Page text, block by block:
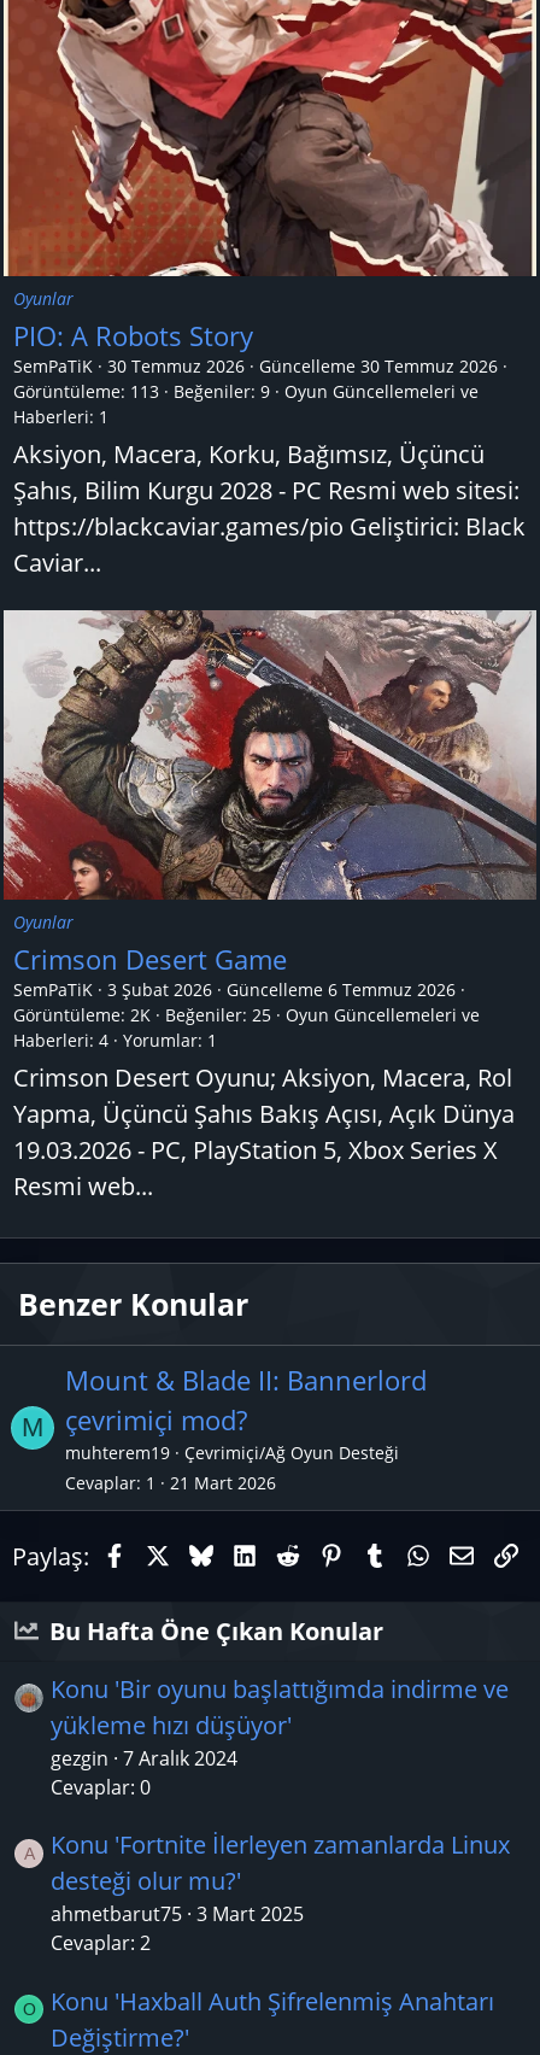
Oyunlar
PIO: A Robots Story
SemPaTiK 30 Temmuz 2026 Güncelleme 30 Temmuz 2026
Görüntüleme: 113
Beğeniler: 9
Oyun Güncellemeleri ve
Haberleri: 1
Aksiyon, Macera, Korku, Bağımsız, Üçüncü
Şahıs, Bilim Kurgu 2028 - PC Resmi web sitesi:
https://blackcaviar.games/pio Geliştirici: Black
Caviar...
Oyunlar
Crimson Desert Game
SemPaTiK 3 Şubat 2026 Güncelleme 6 Temmuz 2026
Görüntüleme: 2K
Beğeniler: 25
Oyun Güncellemeleri ve
Haberleri: 4 Yorumlar: 1
Crimson Desert Oyunu; Aksiyon, Macera, Rol
Yapma, Üçüncü Şahıs Bakış Açısı, Açık Dünya
19.03.2026 - PC, PlayStation 5, Xbox Series X
Resmi web...
Benzer Konular
M
Mount & Blade II: Bannerlord
çevrimiçi mod?
muhterem19
Çevrimiçi/Ağ Oyun Desteği
Cevaplar 1 21 Mart 2026
Paylaş: FacebookX (Twitter)
BlueskyLinkedIn
RedditPinterestTumblrE-
Bu Hafta Öne Çıkan Konular
Konu 'Bir oyunu başlattığımda indirme ve
yükleme hızı düşüyor'
gezgin 7 Aralık 2024
Cevaplar: 0
A
Konu 'Fortnite İlerleyen zamanlarda Linux
desteği olur mu?'
ahmetbarut75 3 Mart 2025
Cevaplar: 2
O
Konu 'Haxball Auth Şifrelenmiş Anahtarı
Değiştirme?'